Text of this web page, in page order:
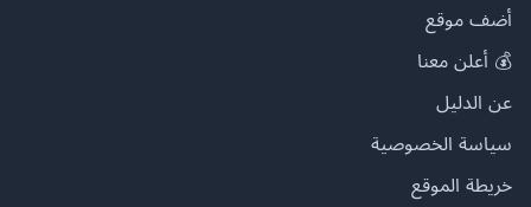
أضف موقع
💰 أعلن معنا
عن الدليل
سياسة الخصوصية
خريطة الموقع